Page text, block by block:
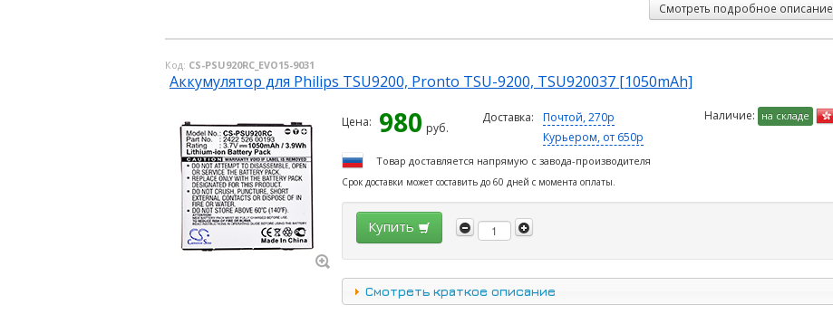
Смотреть подробное описание
Код: CS-PSU920RC_EVO15-9031
Аккумулятор для Philips TSU9200, Pronto TSU-9200, TSU920037 [1050mAh]
Цена: 980 руб.
Доставка:
Почтой, 270р
Курьером, от 650р
Наличие: на складе
Товар доставляется напрямую с завода-производителя
Срок доставки может составить до 60 дней с момента оплаты.
Купить
Смотреть краткое описание